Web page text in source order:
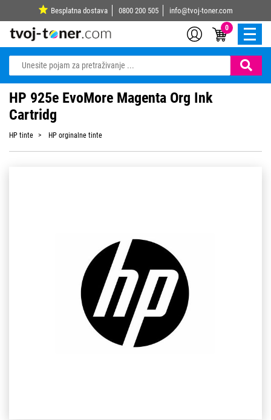
Besplatna dostava 0800 200 505 info@tvoj-toner.com
0
HP 925e EvoMore Magenta Org Ink
Cartridg
HP tinte HP orginalne tinte